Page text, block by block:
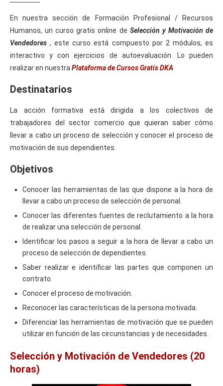
En nuestra sección de Formación Profesional / Recursos
Humanos, un curso gratis online de Selección y Motivación de
Vendedores , este curso está compuesto por 2 módulos, es
interactivo y con ejercicios de autoevaluación. Lo pueden
realizar en nuestra Plataforma de Cursos Gratis DKA
Destinatarios
La acción formativa está dirigida a los colectivos de
trabajadores del sector comercio que quieran saber cómo
llevar a cabo un proceso de selección y conocer el proceso de
motivación de sus dependientes.
Objetivos
Conocer las herramientas de las que dispone a la hora de
llevar a cabo un proceso de selección de personal.
Conocer las diferentes fuentes de reclutamiento a la hora
de realizar una selección de personal.
Identificar los pasos a seguir a la hora de llevar a cabo un
proceso de selección de dependientes.
Saber realizar e identificar las partes que componen un
contrato.
Conocer el proceso de motivación.
Reconocer las características de la persona motivada.
Diferenciar las herramientas de motivación que se pueden
utilizar en función de las circunstancias y de necesidades.
Selección y Motivación de Vendedores (20
horas)